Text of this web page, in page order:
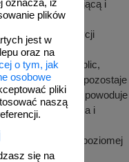
oznacza, iż
plików
jest w
oraz na
o tym, jak
osobowe
pliki
naszą
się na
folię zabezpieczającą i
układać w pozycji
lub paletach.
pionowego (tablic,
woda lub brud pozostaje
dłuższy czas, powoduje
się lica i
tablic w pozycji poziomej